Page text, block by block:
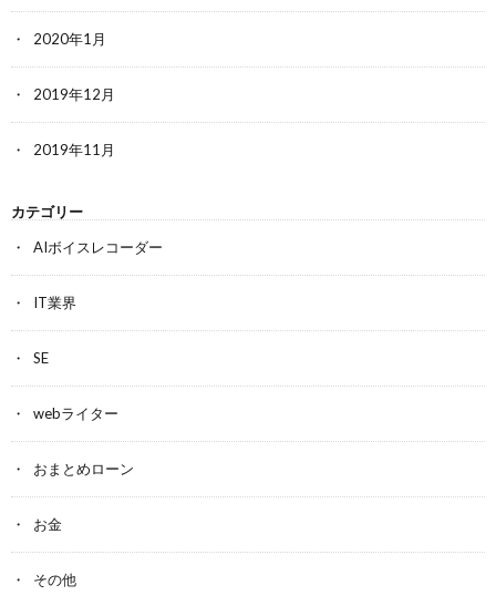
2020年1月
2019年12月
2019年11月
カテゴリー
AIボイスレコーダー
IT業界
SE
webライター
おまとめローン
お金
その他